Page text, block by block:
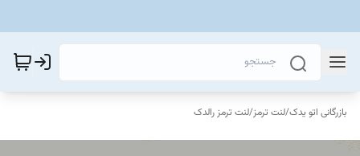
بازرگانی اتو یدک/لنت ترمز/لنت ترمز رالدک